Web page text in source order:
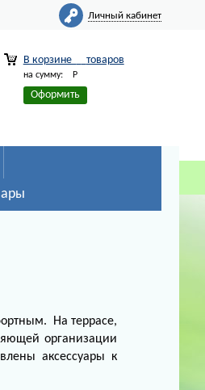
Личный кабинет
В корзине товаров
на сумму: Р
Оформить
На террасе,
организации
аксессуары к